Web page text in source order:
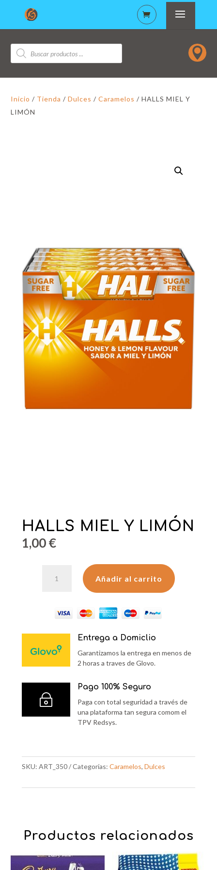
Búsqueda
de
productos

Inicio / Tienda /Dulces /Caramelos / HALLS MIEL Y
LIMÓN
HALLS MIEL Y LIMÓN
1,00€
MIEL
LIMÓN
Añadir al carrito
Entrega a Domiclio
Garantizamos la entrega en menos de
2 horas a traves de Glovo.
~
Pago 100% Seguro
Paga con total seguridad a través de
una plataforma tan segura comom el
TPV Redsys.
SKU: ART_350 Categorías: Caramelos, Dulces
Productos relacionados